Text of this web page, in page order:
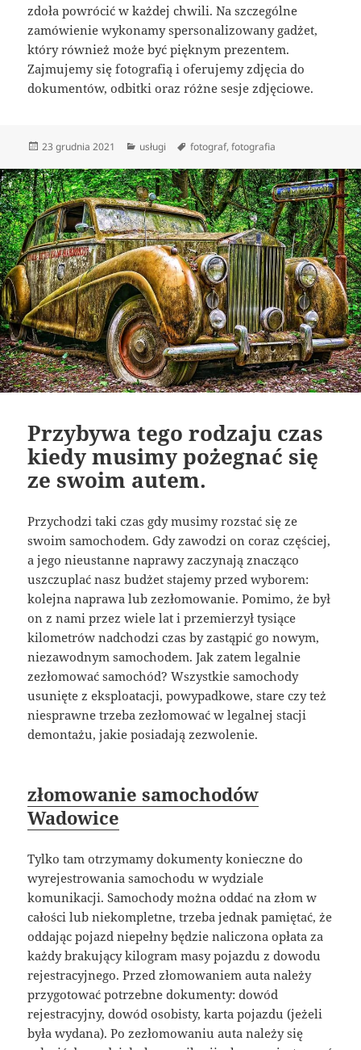
zdoła powrócić w każdej chwili. Na szczególne
zamówienie wykonamy spersonalizowany gadżet,
który również może być pięknym prezentem.
Zajmujemy się fotografią i oferujemy zdjęcia do
dokumentów, odbitki oraz różne sesje zdjęciowe.
Data
23 grudnia 2021 Kategorie
usługi Tagi
fotograf,fotografia
Przybywa tego rodzaju czas
kiedy musimy pożegnać się
ze swoim autem.
Przychodzi taki czas gdy musimy rozstać się ze
swoim samochodem. Gdy zawodzi on coraz częściej,
a jego nieustanne naprawy zaczynają znacząco
uszczuplać nasz budżet stajemy przed wyborem:
kolejna naprawa lub zezłomowanie. Pomimo, że był
on z nami przez wiele lat i przemierzył tysiące
kilometrów nadchodzi czas by zastąpić go nowym,
niezawodnym samochodem. Jak zatem legalnie
zezłomować samochód? Wszystkie samochody
usunięte z eksploatacji, powypadkowe, stare czy też
niesprawne trzeba zezłomować w legalnej stacji
demontażu, jakie posiadają zezwolenie.
złomowanie samochodów
Wadowice
Tylko tam otrzymamy dokumenty konieczne do
wyrejestrowania samochodu w wydziale
komunikacji. Samochody można oddać na złom w
całości lub niekompletne, trzeba jednak pamiętać, że
oddając pojazd niepełny będzie naliczona opłata za
każdy brakujący kilogram masy pojazdu z dowodu
rejestracyjnego. Przed złomowaniem auta należy
przygotować potrzebne dokumenty: dowód
rejestracyjny, dowód osobisty, karta pojazdu (jeżeli
była wydana). Po zezłomowaniu auta należy się